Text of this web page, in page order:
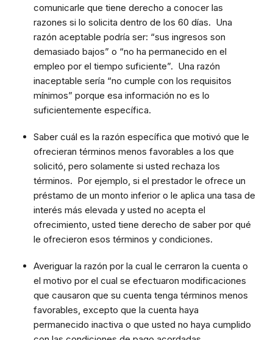
comunicarle que tiene derecho a conocer las
razones si lo solicita dentro de los 60 días. Una
razón aceptable podría ser: “sus ingresos son
demasiado bajos” o “no ha permanecido en el
empleo por el tiempo suficiente”. Una razón
inaceptable sería “no cumple con los requisitos
mínimos” porque esa información no es lo
suficientemente específica.
Saber cuál es la razón específica que motivó que le
ofrecieran términos menos favorables a los que
solicitó, pero solamente si usted rechaza los
términos. Por ejemplo, si el prestador le ofrece un
préstamo de un monto inferior o le aplica una tasa de
interés más elevada y usted no acepta el
ofrecimiento, usted tiene derecho de saber por qué
le ofrecieron esos términos y condiciones.
Averiguar la razón por la cual le cerraron la cuenta o
el motivo por el cual se efectuaron modificaciones
que causaron que su cuenta tenga términos menos
favorables, excepto que la cuenta haya
permanecido inactiva o que usted no haya cumplido